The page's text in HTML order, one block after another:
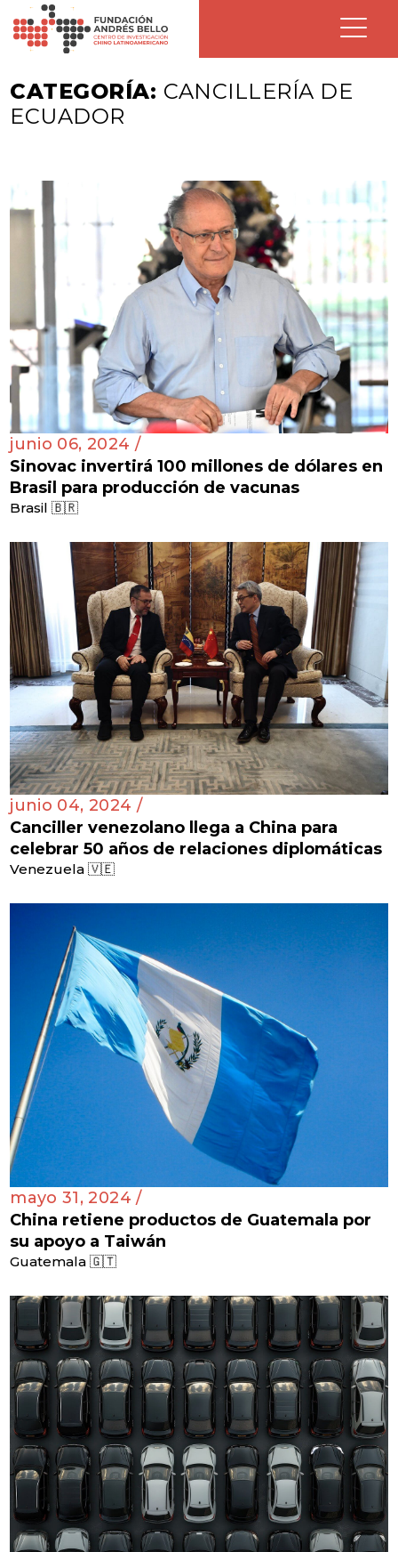
CATEGORÍA: CANCILLERÍA DE
ECUADOR
junio 06, 2024 /
Sinovac invertirá 100 millones de dólares en
Brasil para producción de vacunas
Brasil 🇧🇷
junio 04, 2024 /
Canciller venezolano llega a China para
celebrar 50 años de relaciones diplomáticas
Venezuela 🇻🇪
mayo 31, 2024 /
China retiene productos de Guatemala por
su apoyo a Taiwán
Guatemala 🇬🇹